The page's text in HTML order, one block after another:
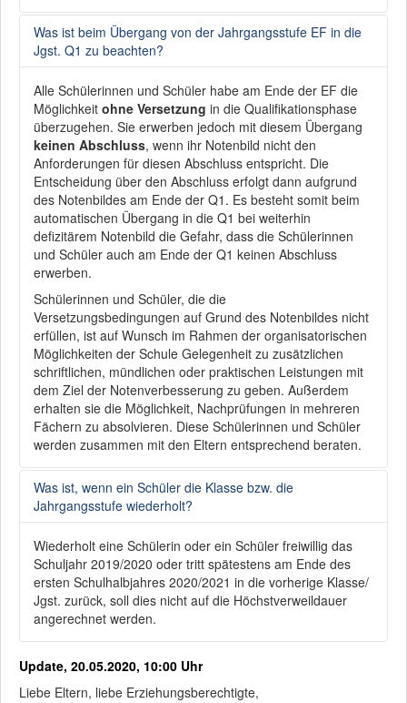
Was ist beim Übergang von der Jahrgangsstufe EF in die
Jgst. Q1 zu beachten?
Alle Schülerinnen und Schüler habe am Ende der EF die
Möglichkeit ohne Versetzung in die Qualifikationsphase
überzugehen. Sie erwerben jedoch mit diesem Übergang
keinen Abschluss, wenn ihr Notenbild nicht den
Anforderungen für diesen Abschluss entspricht. Die
Entscheidung über den Abschluss erfolgt dann aufgrund
des Notenbildes am Ende der Q1. Es besteht somit beim
automatischen Übergang in die Q1 bei weiterhin
defizitärem Notenbild die Gefahr, dass die Schülerinnen
und Schüler auch am Ende der Q1 keinen Abschluss
erwerben.
Schülerinnen und Schüler, die die
Versetzungsbedingungen auf Grund des Notenbildes nicht
erfüllen, ist auf Wunsch im Rahmen der organisatorischen
Möglichkeiten der Schule Gelegenheit zu zusätzlichen
schriftlichen, mündlichen oder praktischen Leistungen mit
dem Ziel der Notenverbesserung zu geben. Außerdem
erhalten sie die Möglichkeit, Nachprüfungen in mehreren
Fächern zu absolvieren. Diese Schülerinnen und Schüler
werden zusammen mit den Eltern entsprechend beraten.
Was ist, wenn ein Schüler die Klasse bzw. die
Jahrgangsstufe wiederholt?
Wiederholt eine Schülerin oder ein Schüler freiwillig das
Schuljahr 2019/2020 oder tritt spätestens am Ende des
ersten Schulhalbjahres 2020/2021 in die vorherige Klasse/
Jgst. zurück, soll dies nicht auf die Höchstverweildauer
angerechnet werden.
Update, 20.05.2020, 10:00 Uhr
Liebe Eltern, liebe Erziehungsberechtigte,